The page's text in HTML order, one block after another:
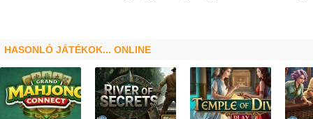
HASONLÓ JÁTÉKOK... ONLINE